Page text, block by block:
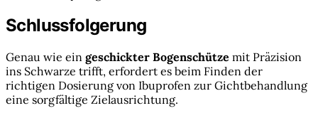
Schlussfolgerung
Genau wie ein geschickter Bogenschütze mit Präzision
ins Schwarze trifft, erfordert es beim Finden der
richtigen Dosierung von Ibuprofen zur Gichtbehandlung
eine sorgfältige Zielausrichtung.